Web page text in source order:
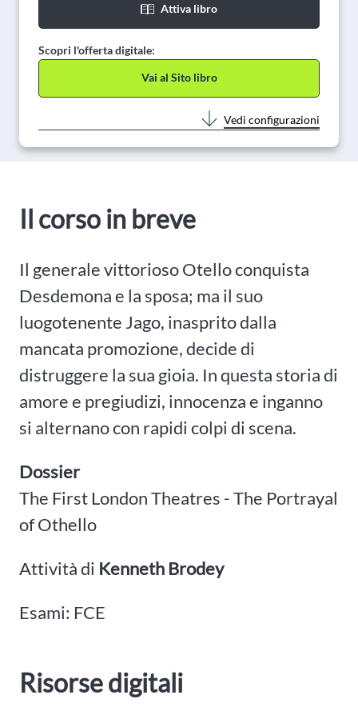
Attiva libro
Scopri l'offerta digitale:
Vai al Sito libro
Vedi configurazioni
Il corso in breve
Il generale vittorioso Otello conquista
Desdemona e la sposa; ma il suo
luogotenente Jago, inasprito dalla
mancata promozione, decide di
distruggere la sua gioia. In questa storia di
amore e pregiudizi, innocenza e inganno
si alternano con rapidi colpi di scena.
Dossier
The First London Theatres - The Portrayal
of Othello
Attività di Kenneth Brodey
Esami: FCE
Risorse digitali